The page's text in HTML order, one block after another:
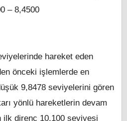
– 8,4500
hareket eden
önceki işlemlerde en
9,8478 seviyelerini gören
yönlü hareketlerin devam
direnç 10,100 seviyesi